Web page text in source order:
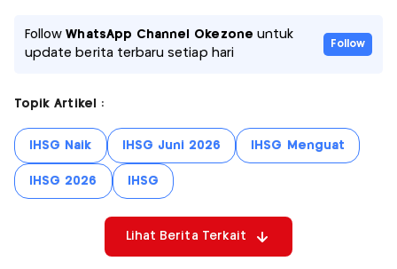
FollowWhatsApp Channel Okezone untuk
update berita terbaru setiap hari
Follow
Topik Artikel :
IHSG Naik IHSG Juni 2026 IHSG Menguat
IHSG 2026 IHSG
Lihat Berita Terkait